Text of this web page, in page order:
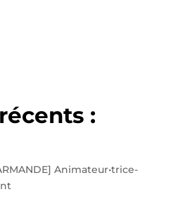
:
Animateur•trice-